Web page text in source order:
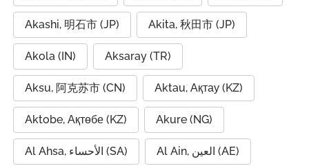
Akashi, 明石市 (JP) Akita, 秋田市 (JP)
Akola (IN) Aksaray (TR)
Aksu, 阿克苏市 (CN) Aktau, Ақтау (KZ)
Aktobe, Ақтөбе (KZ) Akure (NG)
Al Ahsa, الأحساء (SA) Al Ain, العين (AE)